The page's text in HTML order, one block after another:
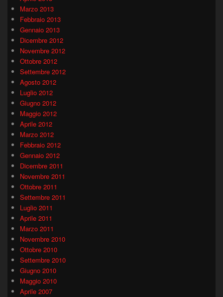
Marzo 2013
Febbraio 2013
Gennaio 2013
Dicembre 2012
Novembre 2012
Ottobre 2012
Settembre 2012
Agosto 2012
Luglio 2012
Giugno 2012
Maggio 2012
Aprile 2012
Marzo 2012
Febbraio 2012
Gennaio 2012
Dicembre 2011
Novembre 2011
Ottobre 2011
Settembre 2011
Luglio 2011
Aprile 2011
Marzo 2011
Novembre 2010
Ottobre 2010
Settembre 2010
Giugno 2010
Maggio 2010
Aprile 2007